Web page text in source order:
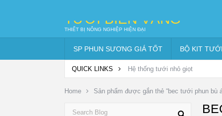
TƯỚI BIỂN VÀNG
THIẾT BỊ NÔNG NGHIỆP HIỆN ĐẠI
SP PHUN SƯƠNG GIÁ TỐT BỘ KIT TƯỚI
QUICK LINKS Hệ thống tưới nhỏ giọt
Home Sản phẩm được gắn thẻ “bec tưới phun bù